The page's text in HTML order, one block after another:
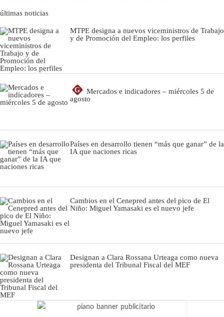
últimas noticias
MTPE designa a nuevos viceministros de Trabajo
y de Promoción del Empleo: los perfiles
G
Mercados e indicadores – miércoles 5 de
agosto
Países en desarrollo tienen “más que ganar” de la
IA que naciones ricas
Cambios en el Cenepred antes del pico de El
Niño: Miguel Yamasaki es el nuevo jefe
Designan a Clara Rossana Urteaga como nueva
presidenta del Tribunal Fiscal del MEF